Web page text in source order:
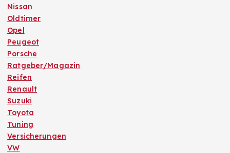
Nissan
Oldtimer
Opel
Peugeot
Porsche
Ratgeber/Magazin
Reifen
Renault
Suzuki
Toyota
Tuning
Versicherungen
VW